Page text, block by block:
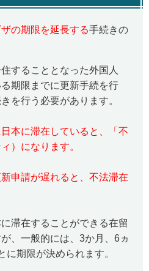
ザの期限を延長する手続きの
することとなった外国人
期限までに更新手続を行
を行う必要があります。
本に滞在していると、「不
）になります。
新申請が遅れると、不法滞在
滞在することができる在留
、一般的には、3か月、6ヵ
に期限が決められます。